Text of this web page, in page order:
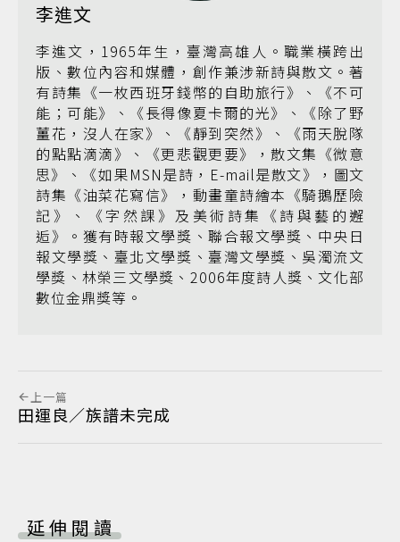
李進文
李進文，1965年生，臺灣高雄人。職業橫跨出
版、數位內容和媒體，創作兼涉新詩與散文。著
有詩集《一枚西班牙錢幣的自助旅行》、《不可
能；可能》、《長得像夏卡爾的光》、《除了野
薑花，沒人在家》、《靜到突然》、《雨天脫隊
的點點滴滴》、《更悲觀更要》，散文集《微意
思》、《如果MSN是詩，E-mail是散文》，圖文
詩集《油菜花寫信》，動畫童詩繪本《騎鵝歷險
記》、《字然課》及美術詩集《詩與藝的邂
逅》。獲有時報文學獎、聯合報文學獎、中央日
報文學獎、臺北文學獎、臺灣文學獎、吳濁流文
學獎、林榮三文學獎、2006年度詩人獎、文化部
數位金鼎獎等。
上一篇
田運良／族譜未完成
延伸閱讀